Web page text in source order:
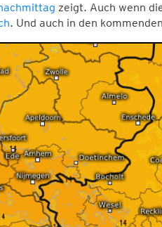
zeigt. Auch wenn
. Und auch in den